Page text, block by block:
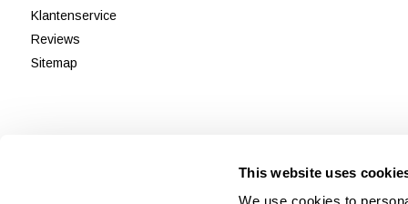
This website uses
Klantenservice
Reviews
Sitemap